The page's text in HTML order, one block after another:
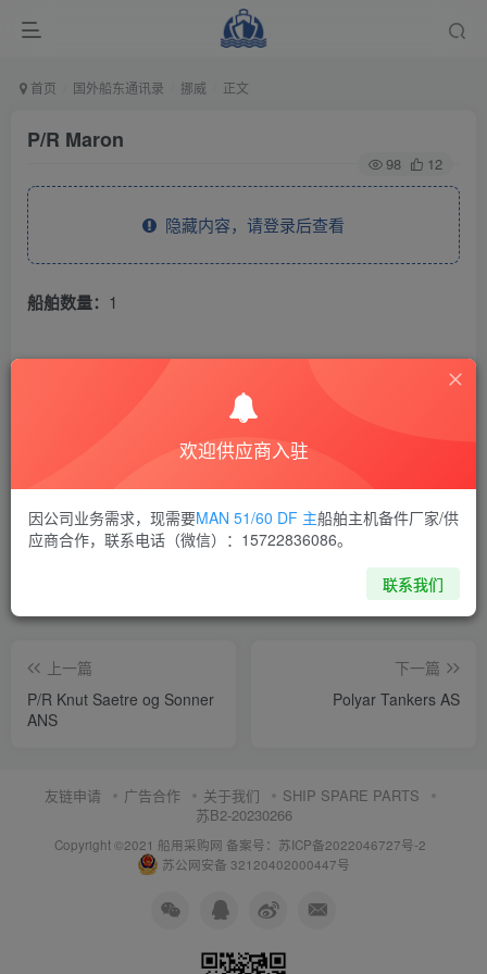
首页 国外船东通讯录 挪威 正文
P/R Maron
98 12
隐藏内容，请登录后查看
船舶数量： 1
THE END
喜欢就支持一下吧
上一篇
P/R Knut Saetre og Sonner
ANS
下一篇
Polyar Tankers AS
友链申请 广告合作 关于我们
SHIP SPARE PARTS
苏B2-20230266
Copyright ©2021 船用采购网 备案号：苏ICP备2022046727号-2
苏公网安备 32120402000447号
欢迎供应商入驻
因公司业务需求，现需要MAN 51/60 DF 主船舶主机备件厂家/供
应商合作，联系电话（微信）：15722836086。
联系我们